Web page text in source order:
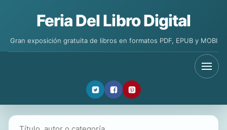
Feria Del Libro Digital
Gran exposición gratuita de libros en formatos PDF, EPUB y MOBI